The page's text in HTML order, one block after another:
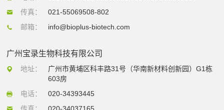
传真：
021-55069508-802
邮箱：
info@bioplus-biotech.com
广州宝录生物科技有限公司
地址：
广州市黄埔区科丰路31号（华南新材料创新园）G1栋
603房
电话：
020-34393445